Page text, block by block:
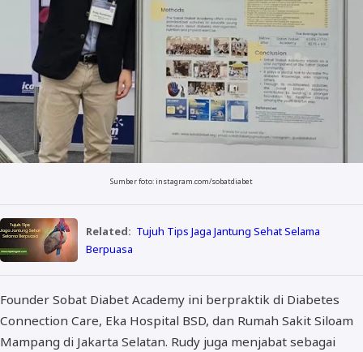
Sumber foto: instagram.com/sobatdiabet
Related: Tujuh Tips Jaga Jantung Sehat Selama
Berpuasa
Founder Sobat Diabet Academy ini berpraktik di Diabetes
Connection Care, Eka Hospital BSD, dan Rumah Sakit Siloam
Mampang di Jakarta Selatan. Rudy juga menjabat sebagai